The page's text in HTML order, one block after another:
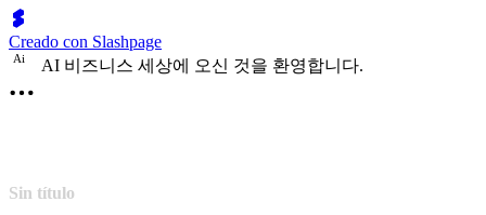
Creado con Slashpage
Ai AI 비즈니스 세상에 오신 것을 환영합니다.
Sin título